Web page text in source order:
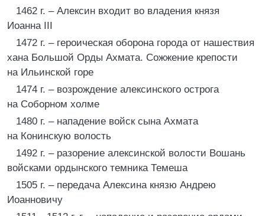
1462 г. – Алексин входит во владения князя
Иоанна III
1472 г. – героическая оборона города от нашествия
хана Большой Орды Ахмата. Сожжение крепости
на Ильинской горе
1474 г. – возрождение алексинского острога
на Соборном холме
1480 г. – нападение войск сына Ахмата
на Конинскую волость
1492 г. – разорение алексинской волости Вошань
войсками ордынского темника Темеша
1505 г. – передача Алексина князю Андрею
Иоанновичу